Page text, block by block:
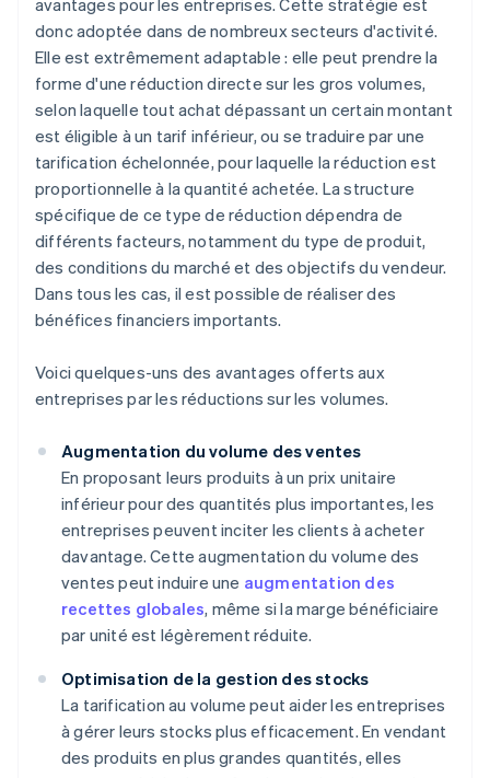
avantages pour les entreprises. Cette stratégie est
donc adoptée dans de nombreux secteurs d'activité.
Elle est extrêmement adaptable : elle peut prendre la
forme d'une réduction directe sur les gros volumes,
selon laquelle tout achat dépassant un certain montant
est éligible à un tarif inférieur, ou se traduire par une
tarification échelonnée, pour laquelle la réduction est
proportionnelle à la quantité achetée. La structure
spécifique de ce type de réduction dépendra de
différents facteurs, notamment du type de produit,
des conditions du marché et des objectifs du vendeur.
Dans tous les cas, il est possible de réaliser des
bénéfices financiers importants.
Voici quelques-uns des avantages offerts aux
entreprises par les réductions sur les volumes.
Augmentation du volume des ventes
En proposant leurs produits à un prix unitaire
inférieur pour des quantités plus importantes, les
entreprises peuvent inciter les clients à acheter
davantage. Cette augmentation du volume des
ventes peut induire une augmentation des
recettes globales, même si la marge bénéficiaire
par unité est légèrement réduite.
Optimisation de la gestion des stocks
La tarification au volume peut aider les entreprises
à gérer leurs stocks plus efficacement. En vendant
des produits en plus grandes quantités, elles